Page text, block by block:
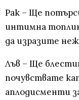
Рак – Ще
интимна
да изразите
Лъв – Ще
почувствате
аплодисменти